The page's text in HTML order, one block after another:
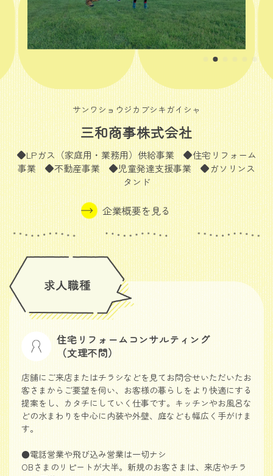
サンワショウジカブシキガイシャ
三和商事株式会社
◆LPガス（家庭用・業務用）供給事業 ◆住宅リフォーム
事業 ◆不動産事業 ◆児童発達支援事業 ◆ガソリンス
タンド
企業概要を見る
住宅リフォームコンサルティング
（文理不問）
店舗にご来店またはチラシなどを見てお問合せいただいたお
客さまからご要望を伺い、お客様の暮らしをより快適にする
提案をし、カタチにしていく仕事です。キッチンやお風呂な
どの水まわりを中心に内装や外壁、庭なども幅広く手がけま
す。
●電話営業や飛び込み営業は一切ナシ
OBさまのリピートが大半。新規のお客さまは、来店やチラ